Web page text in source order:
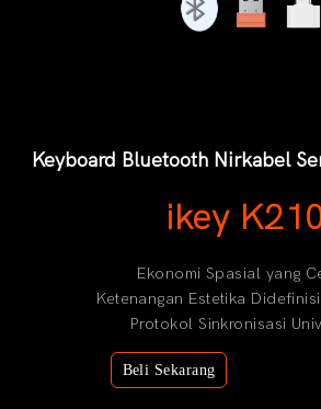
Keyboard Bluetooth Nirkabel
ikey
Ekonomi Spasial yang
Ketenangan Estetika
Protokol Sinkronisasi
Beli Sekarang